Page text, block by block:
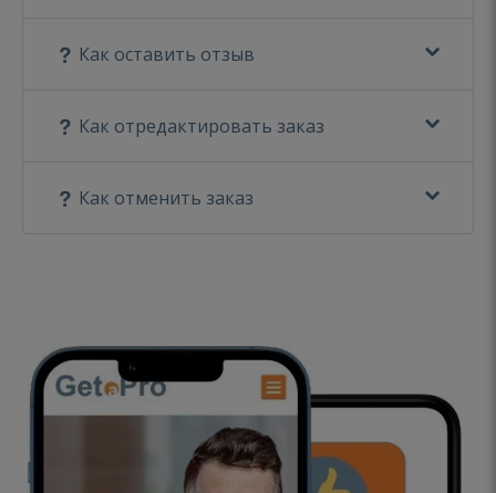
Как оставить отзыв
Как отредактировать заказ
Как отменить заказ